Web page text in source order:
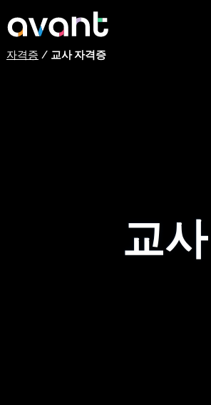
Skip to main content
자격증 / 교사 자격증
교